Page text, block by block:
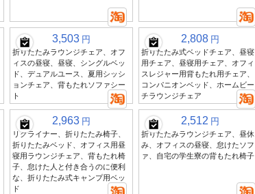
3,503 円
折りたたみラウンジチェア、オフ
ィスの昼寝、昼寝、シングルベッ
ド、デュアルユース、夏用シッシ
ョンチェア、背もたれソファシー
ト
2,808 円
折りたたみ式ベッドチェア、昼寝
用チェア、昼寝用チェア、オフィ
スレジャー用背もたれ用チェア、
コンパニオンベッド、ホームビー
チラウンジチェア
2,963 円
リクライナー、折りたたみ椅子、
折りたたみベッド、オフィス用昼
寝用ラウンジチェア、背もたれ椅
子、怠けた人と付き合うのに便利
な、折りたたみ式キャンプ用ベッ
ド
2,512 円
折りたたみラウンジチェア、昼休
み、オフィスの昼寝、怠けたソフ
ァ、自宅の学生寮の背もたれ椅子